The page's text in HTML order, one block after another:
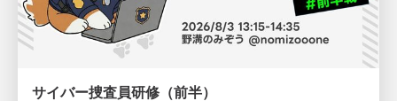
サイバー捜査員研修（前半）